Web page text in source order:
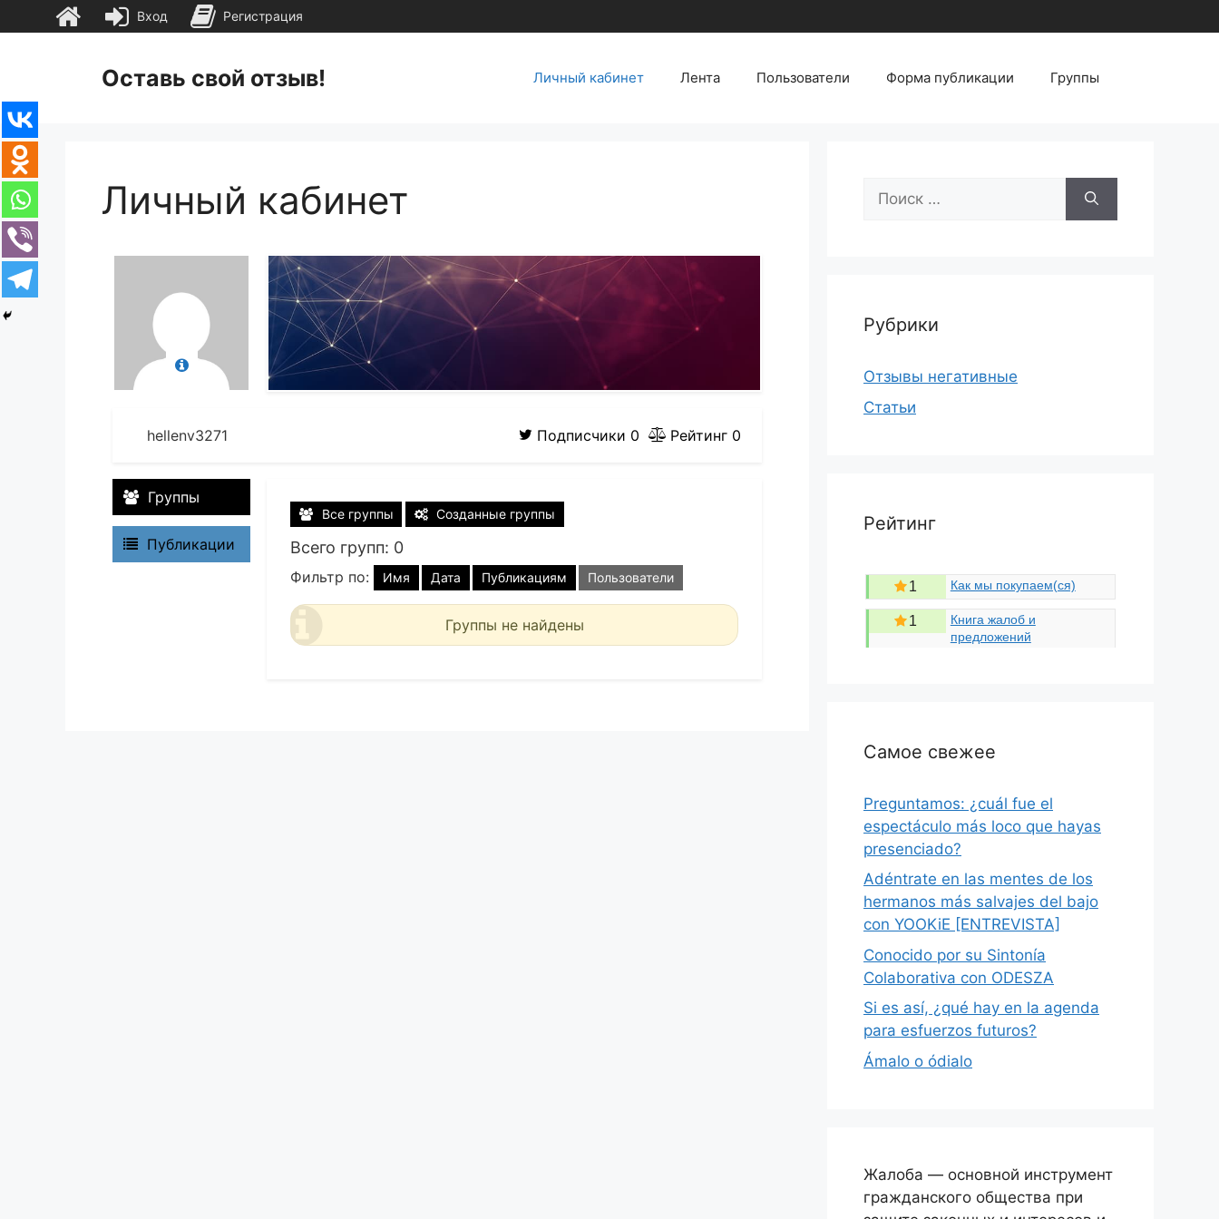
содержимомуОставь свой отзыв! Личный кабинет Лента Пользователи Форма публикации Группы
Личный кабинет
hellenv3271 Подписчики 0 Рейтинг 0
Группы
Публикации
Все группы Созданные группы
Всего групп: 0
Фильтр по: Имя Дата Публикациям Пользователи
Группы не найдены
Поиск:
Рубрики
Отзывы негативные
Статьи
Рейтинг
1 Как мы покупаем(ся)
1
Книга жалоб и
предложений
Самое свежее
Preguntamos: ¿cuál fue el
espectáculo más loco que hayas
presenciado?
Adéntrate en las mentes de los
hermanos más salvajes del bajo
con YOOKiE [ENTREVISTA]
Conocido por su Sintonía
Colaborativa con ODESZA
Si es así, ¿qué hay en la agenda
para esfuerzos futuros?
Ámalo o ódialo
Жалоба — основной инструмент
гражданского общества при
Вход Регистрация